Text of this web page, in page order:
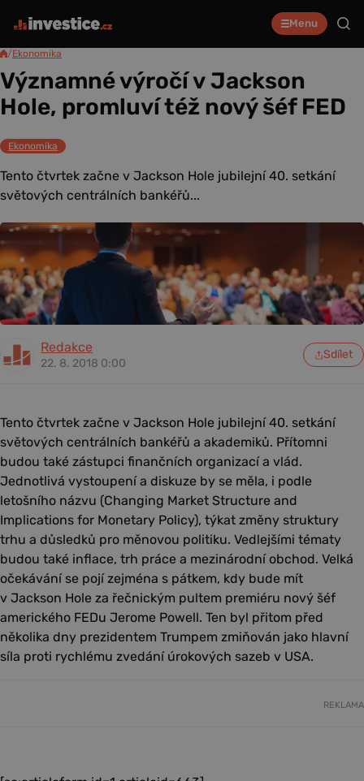
Menu
/Ekonomika
Významné výročí v Jackson
Hole, promluví též nový šéf FED
Ekonomika
Tento čtvrtek začne v Jackson Hole jubilejní 40. setkání
světových centrálních bankéřů...
Redakce
22. 8. 2018 0:00
Sdílet
Tento čtvrtek začne v Jackson Hole jubilejní 40. setkání
světových centrálních bankéřů a akademiků. Přítomni
budou také zástupci finančních organizací a vlád.
Jednotlivá vystoupení a diskuze by se měla, i podle
letošního názvu (Changing Market Structure and
Implications for Monetary Policy), týkat změny struktury
trhu a důsledků pro měnovou politiku. Vedlejšími tématy
budou také inflace, trh práce a mezinárodní obchod. Velká
očekávání se pojí zejména s pátkem, kdy bude mít
v Jackson Hole za řečnickým pultem premiéru nový šéf
amerického FEDu Jerome Powell. Ten byl přitom před
několika dny prezidentem Trumpem zmiňován jako hlavní
síla proti rychlému zvedání úrokových sazeb v USA.
REKLAMA